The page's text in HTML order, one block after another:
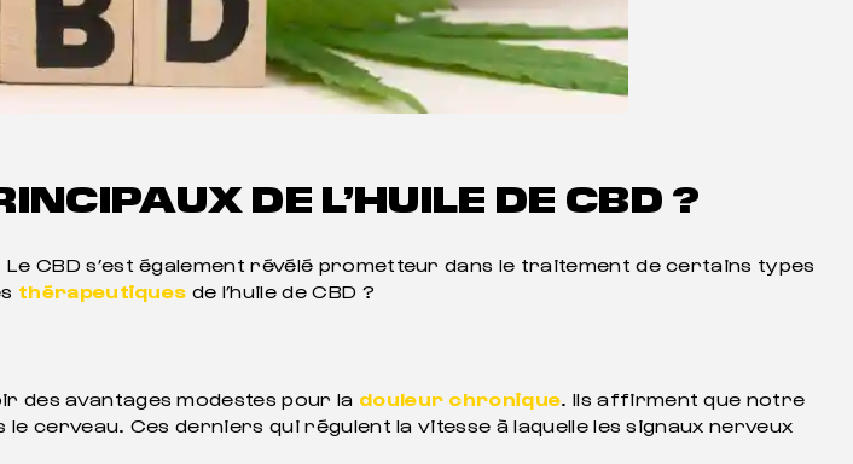
DE L’HUILE DE CBD ?
. Le CBD s’est également révélé prometteur dans le traitement de certains types
thérapeutiques de l’huile de CBD ?
des avantages modestes pour la douleur chronique . Ils affirment que notre
cerveau. Ces derniers qui régulent la vitesse à laquelle les signaux nerveux